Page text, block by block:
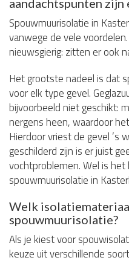
aandachtspunten zijn
Spouwmuurisolatie in
vanwege de vele
nieuwsgierig: zitten er ook
Het grootste nadeel is dat
voor elk type gevel.
bijvoorbeeld niet geschikt:
nergens heen, waardoor
Hierdoor vriest de gevel ’s
geschilderd zijn is er juist
vochtproblemen. Wel is het
spouwmuurisolatie in
Welk
spouwmuurisolatie?
Als je kiest voor
keuze uit verschillende